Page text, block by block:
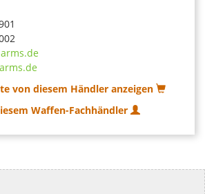
von diesem Händler anzeigen
Waffen-Fachhändler